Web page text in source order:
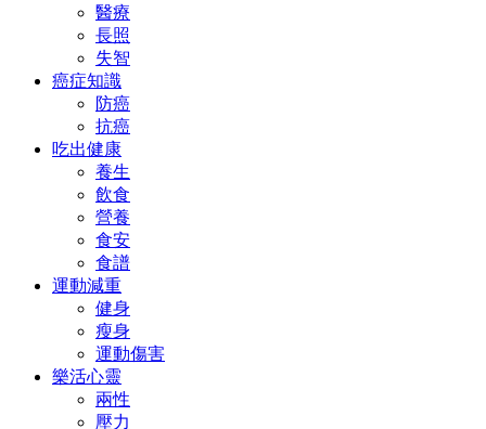
醫療
長照
失智
癌症知識
防癌
抗癌
吃出健康
養生
飲食
營養
食安
食譜
運動減重
健身
瘦身
運動傷害
樂活心靈
兩性
壓力